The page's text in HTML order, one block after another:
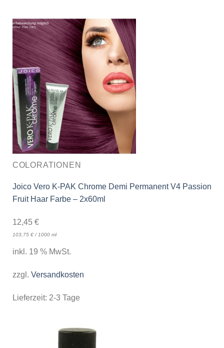
COLORATIONEN
Joico Vero K-PAK Chrome Demi Permanent V4 Passion
Fruit Haar Farbe – 2x60ml
12,45 €
103,75 €/ 1000 ml
inkl. 19 % MwSt.
zzgl. Versandkosten
Lieferzeit: 2-3 Tage